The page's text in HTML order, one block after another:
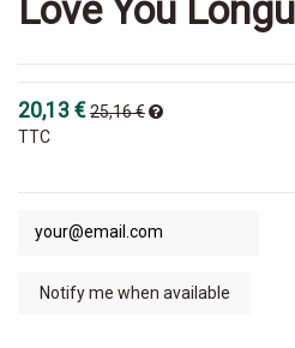
Love You
20,13 €25,16 €
TTC